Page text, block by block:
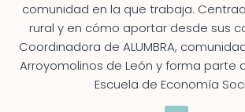
comunidad en la que trabaja.
rural y en cómo aportar desde sus
Coordinadora de ALUMBRA,
Arroyomolinos de León y forma parte
Escuela de Economía